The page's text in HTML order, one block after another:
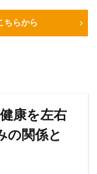
ちらから
康を左右
の関係と